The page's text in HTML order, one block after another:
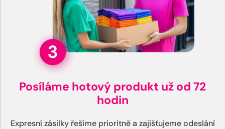
Posíláme hotový produkt už od 72
hodin
Expresní zásilky řešíme prioritně a zajišťujeme odeslání